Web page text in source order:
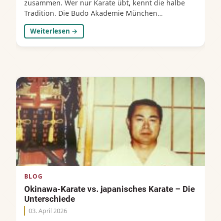
zusammen. Wer nur Karate übt, kennt die halbe
Tradition. Die Budo Akademie München
unterrichtet beides – in einer Tiefe, die in München
einzigartig ist. Was ist Kobudo? Kobudo (古武道 –
von Waffen war der Bevölkerung der Ryūkyū-Inseln
streng verboten. Ronin und Piraten nutzten dieses
Machtgefälle. Die Antwort der Okinawaner war
pragmatisch – sie verwandelten die Werkzeuge
ihres Alltags in Kampfmittel. Langstäbe,
Handsicheln, Bootspaddel, Dreschflegel. Bauern-
und Fischergerät. Auf Okinawa galt daher der
Grundsatz: „Voraussetzung dafür, ein guter
Karateka zu sein, ist das Beherrschen der Kobudo-
Waffen." Als Funakoshi Gichin 1922 Karate von
Okinawa nach Japan brachte, verlor Kobudo auf
dem Weg dorthin zunehmend seinen Platz. Was
auf der Insel selbstverständlich zusammengehörte,
wurde auf dem Festland getrennt. Das Sportkarate
Weiterlesen →
BLOG
Okinawa-Karate vs. japanisches Karate – Die
Unterschiede
03. April 2026